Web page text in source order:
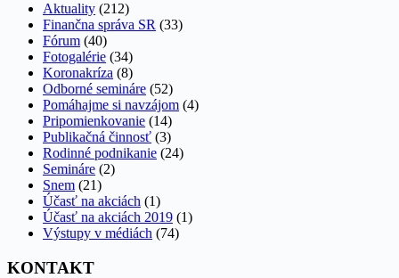
Aktuality (212)
Finančna správa SR (33)
Fórum (40)
Fotogalérie (34)
Koronakríza (8)
Odborné semináre (52)
Pomáhajme si navzájom (4)
Pripomienkovanie (14)
Publikačná činnosť (3)
Rodinné podnikanie (24)
Semináre (2)
Snem (21)
Účasť na akciách (1)
Účasť na akciách 2019 (1)
Výstupy v médiách (74)
KONTAKT